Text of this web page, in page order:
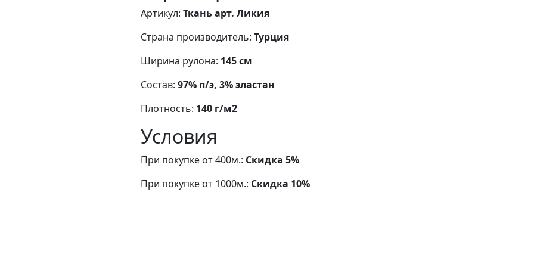
Артикул: Ткань арт. Ликия
Страна производитель: Турция
Ширина рулона: 145 см
Состав: 97% п/э, 3% эластан
Плотность: 140 г/м2
Условия
При покупке от 400м.: Скидка 5%
При покупке от 1000м.: Скидка 10%